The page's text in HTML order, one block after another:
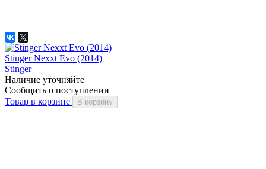
Stinger Nexxt Evo (2014)
Stinger
Наличие уточняйте
Сообщить о поступлении
Товар в корзине
В корзину